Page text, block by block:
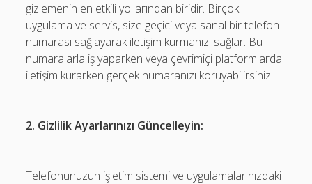
gizlemenin en etkili yollarından biridir. Birçok
uygulama ve servis, size geçici veya sanal bir telefon
numarası sağlayarak iletişim kurmanızı sağlar. Bu
numaralarla iş yaparken veya çevrimiçi platformlarda
iletişim kurarken gerçek numaranızı koruyabilirsiniz.
2. Gizlilik Ayarlarınızı Güncelleyin:
Telefonunuzun işletim sistemi ve uygulamalarınızdaki